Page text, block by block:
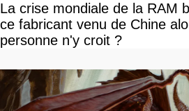
La crise mondiale de la RAM
ce fabricant venu de Chine
personne n'y croit ?